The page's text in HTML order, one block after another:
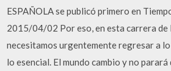
ESPAÑOLA se publicó primero en
2015/04/02 Por eso, en esta carrera de
necesitamos urgentemente regresar a lo
lo esencial. El mundo cambio y no parará